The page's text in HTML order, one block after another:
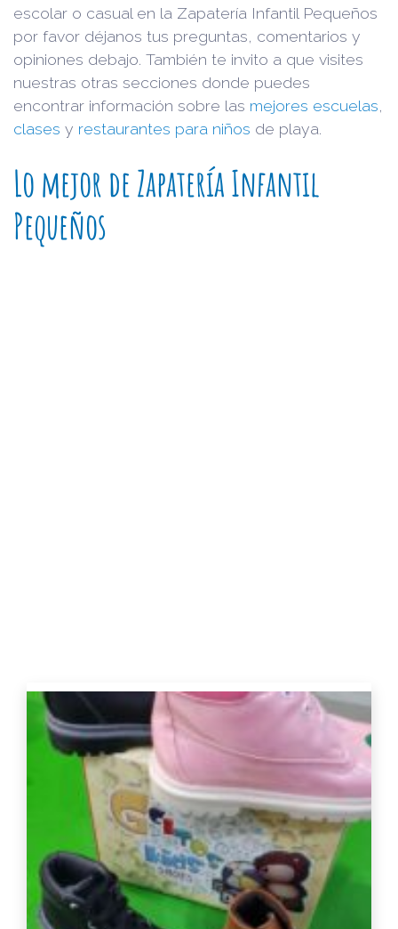
escolar o casual en la Zapatería Infantil Pequeños
por favor déjanos tus preguntas, comentarios y
opiniones debajo. También te invito a que visites
nuestras otras secciones donde puedes
encontrar información sobre las mejores escuelas
clases y restaurantes para niños de playa.
Lo mejor de Zapatería Infantil
Pequeños